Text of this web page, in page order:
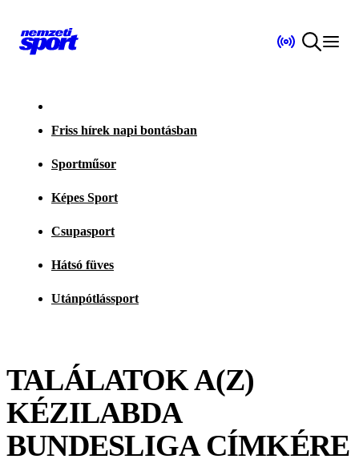
Friss hírek napi bontásban
Sportműsor
Képes Sport
Csupasport
Hátsó füves
Utánpótlássport
TALÁLATOK A(Z)
KÉZILABDA
BUNDESLIGACÍMKÉRE